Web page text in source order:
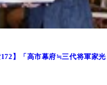
】「高市幕府≒三代将軍家光